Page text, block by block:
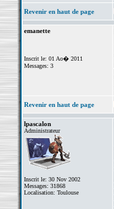
Revenir en haut de page
emanette
Inscrit le: 01 Ao� 2011
Messages: 3
Revenir en haut de page
lpascalon
Administrateur
Inscrit le: 30 Nov 2002
Messages: 31868
Localisation: Toulouse